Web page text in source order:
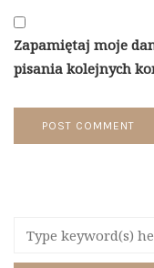
Zapamiętaj moje
pisania kolejnych